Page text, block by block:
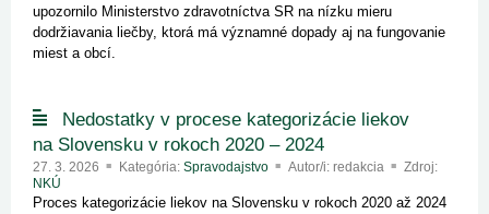
upozornilo Ministerstvo zdravotníctva SR na nízku mieru
dodržiavania liečby, ktorá má významné dopady aj na fungovanie
miest a obcí.
Nedostatky v procese kategorizácie liekov
na Slovensku v rokoch 2020 – 2024
27. 3. 2026 Kategória: Spravodajstvo Autor/i: redakcia
Zdroj:
NKÚ
Proces kategorizácie liekov na Slovensku v rokoch 2020 až 2024